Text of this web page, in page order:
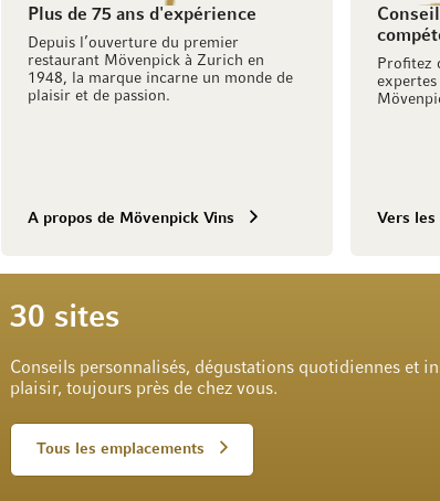
Plus de 75 ans d'expérience
Depuis l’ouverture du premier
restaurant Mövenpick à Zurich en
1948, la marque incarne un monde de
plaisir et de passion.
A propos de Mövenpick Vins
Profitez
Vers les
30 sites
Conseils personnalisés, dégustations quotidiennes et
plaisir, toujours près de chez vous.
Tous les emplacements